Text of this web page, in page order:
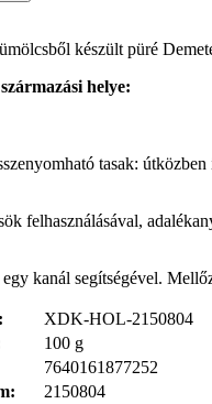
készült püré
helye:
tasak:
felhasználásával,
kanál segítségével.
XDK-HOL-2150804
100 g
7640161877252
2150804